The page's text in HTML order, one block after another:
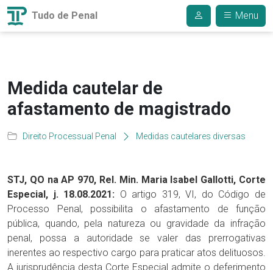
Tudo de Penal Menu
Medida cautelar de
afastamento de magistrado
Direito Processual Penal Medidas cautelares diversas
STJ, QO na AP 970, Rel. Min. Maria Isabel Gallotti, Corte
Especial, j. 18.08.2021: O artigo 319, VI, do Código de
Processo Penal, possibilita o afastamento de função
pública, quando, pela natureza ou gravidade da infração
penal, possa a autoridade se valer das prerrogativas
inerentes ao respectivo cargo para praticar atos delituosos.
A jurisprudência desta Corte Especial admite o deferimento